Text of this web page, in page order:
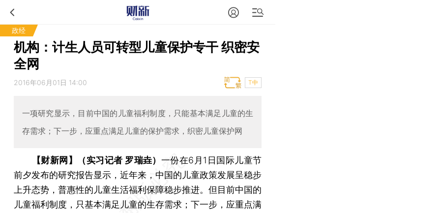
政经
机构：计生人员可转型儿童保护专干 织密安
全网
2016年06月01日 14:00 T中
一项研究显示，目前中国的儿童福利制度，只能基本满足儿童的生
存需求；下一步，应重点满足儿童的保护需求，织密儿童保护网
【财新网】（实习记者 罗瑞垚） 一份在6月1日国际儿童节
前夕发布的研究报告显示，近年来，中国的儿童政策发展呈稳步
上升态势，普惠性的儿童生活福利保障稳步推进。但目前中国的
儿童福利制度，只基本满足儿童的生存需求；下一步，应重点满